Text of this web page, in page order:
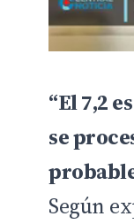
“El 7,2
se
Según